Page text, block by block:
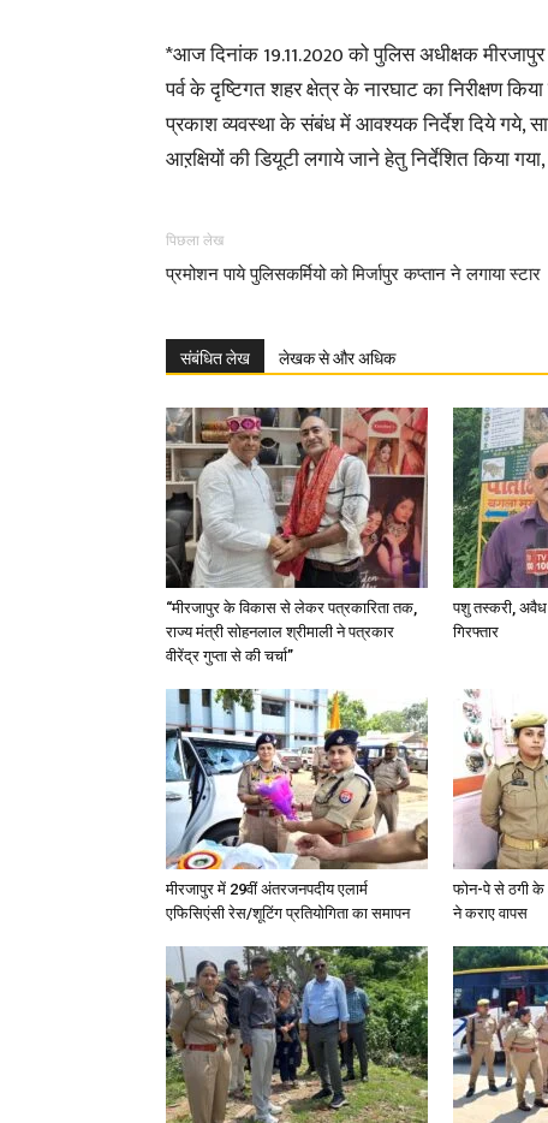
*आज दिनांक 19.11.2020 को पुलिस अधीक्षक मीरजापुर
पर्व के दृष्टिगत शहर क्षेत्र के नारघाट का निरीक्षण
प्रकाश व्यवस्था के संबंध में आवश्यक निर्देश दिये गये, साथ
आऱक्षियों की डियूटी लगाये जाने हेतु निर्देशित किया
पिछला लेख
प्रमोशन पाये पुलिसकर्मियो को मिर्जापुर कप्तान ने लगाया स्टार
संबंधित लेख लेखक से और अधिक
“मीरजापुर के विकास से लेकर पत्रकारिता तक,
राज्य मंत्री सोहनलाल श्रीमाली ने पत्रकार
वीरेंद्र गुप्ता से की चर्चा”
पशु तस्करी,
गिरफ्तार
मीरजापुर में 29वीं अंतरजनपदीय एलार्म
एफिसिएंसी रेस/शूटिंग प्रतियोगिता का समापन
फोन-पे से ठगी के
ने कराए वापस